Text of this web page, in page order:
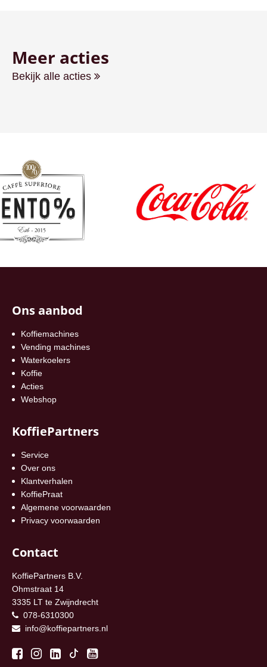
Meer acties
Bekijk alle acties
Ons aanbod
Koffiemachines
Vending machines
Waterkoelers
Koffie
Acties
Webshop
KoffiePartners
Service
Over ons
Klantverhalen
KoffiePraat
Algemene voorwaarden
Privacy voorwaarden
Contact
KoffiePartners B.V.
Ohmstraat 14
3335 LT te Zwijndrecht
078-6310300
info@koffiepartners.nl